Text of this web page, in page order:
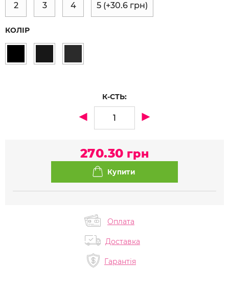
2 3 4 5 (+30.6 грн)
КОЛІР
К-СТЬ:
270.30 грн
Оплата
Доставка
Гарантія